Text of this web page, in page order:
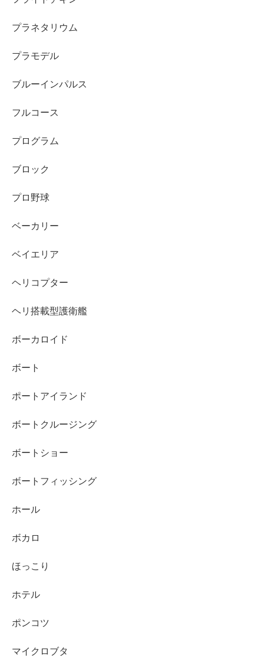
プラネタリウム
プラモデル
ブルーインパルス
フルコース
プログラム
ブロック
プロ野球
ベーカリー
ベイエリア
ヘリコプター
ヘリ搭載型護衛艦
ボーカロイド
ボート
ポートアイランド
ボートクルージング
ボートショー
ボートフィッシング
ホール
ボカロ
ほっこり
ホテル
ポンコツ
マイクロブタ